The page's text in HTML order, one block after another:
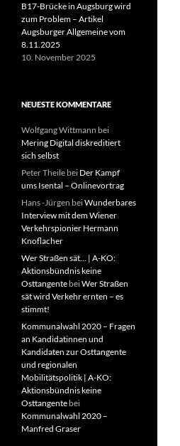
B17-Brücke in Augsburg wird
zum Problem – Artikel
Augsburger Allgemeine vom
8.11.2025
10. November 2025
NEUESTE KOMMENTARE
Wolfgang Wittmann bei
Mering Digital diskreditiert
sich selbst
Peter Theile bei Der Kampf
ums Isental – Onlinevortrag
Hans -Jürgen beiWunderbares
Interview mit dem Wiener
Verkehrspionier Hermann
Knoflacher
Wer Straßen sät… | A-KO:
Aktionsbündnis keine
Osttangente beiWer Straßen
sät wird Verkehr ernten – es
stimmt!
Kommunalwahl 2020 – Fragen
an Kandidatinnen und
Kandidaten zur Osttangente
und regionalen
Mobilitätspolitik | A-KO:
Aktionsbündnis keine
Osttangente bei
Kommunalwahl 2020 –
Manfred Graser